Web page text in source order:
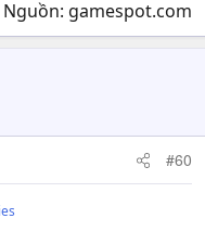
Nguồn: gamespot.com​
#60